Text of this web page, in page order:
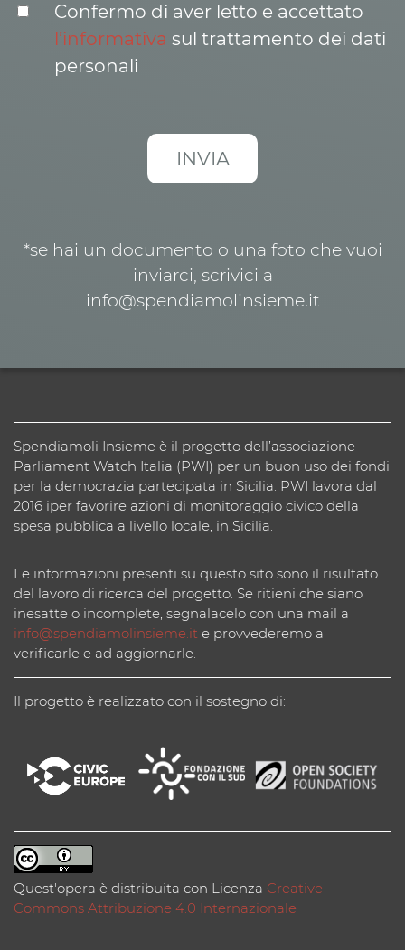
Confermo di aver letto e accettato
l’informativa sul trattamento dei dati
personali
*se hai un documento o una foto che vuoi
inviarci, scrivici a
info@spendiamolinsieme.it
Spendiamoli Insieme è il progetto dell’associazione
Parliament Watch Italia (PWI) per un buon uso dei fondi
per la democrazia partecipata in Sicilia. PWI lavora dal
2016 iper favorire azioni di monitoraggio civico della
spesa pubblica a livello locale, in Sicilia.
Le informazioni presenti su questo sito sono il risultato
del lavoro di ricerca del progetto. Se ritieni che siano
inesatte o incomplete, segnalacelo con una mail a
info@spendiamolinsieme.it e provvederemo a
verificarle e ad aggiornarle.
Il progetto è realizzato con il sostegno di:
Quest'opera è distribuita con Licenza Creative
Commons Attribuzione 4.0 Internazionale